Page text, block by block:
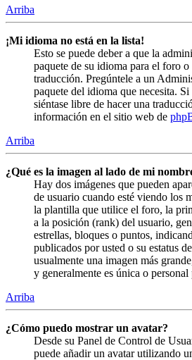
Arriba
¡Mi idioma no está en la lista!
Esto se puede deber a que la
paquete de su idioma para el foro o
traducción. Pregúntele a un
paquete del idioma que necesita.
siéntase libre de hacer una
información en el sitio web de
Arriba
¿Qué es la imagen al lado de mi
Hay dos imágenes que pueden
de usuario cuando esté viendo los
la plantilla que utilice el foro, la
a la posición (rank) del usuario,
estrellas, bloques o puntos,
publicados por usted o su estatus
usualmente una imagen más
y generalmente es única o personal
Arriba
¿Cómo puedo mostrar un avatar?
Desde su Panel de Control de
puede añadir un avatar utilizando